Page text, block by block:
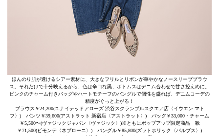
ほんのり肌が透けるシアー素材に、大きなフリルとリボンが華やかなノースリーブブラウ
ス。それだけで十分映えるから、色は辛口な黒、ボトムスはデニム合わせで甘さ控えめに。
ピンクのチャーム付きバッグやハートモチーフのバングルで個性を盛れば、デニムコーデの
精度がぐっと上がる！
ブラウス￥24,200(ユナイテッドアローズ 渋谷スクランブルスクエア店〈イウエン マト
フ〉) パンツ￥39,600(アストラット 新宿店〈アストラット〉) バッグ￥33,000・チャーム
￥5,500〜(ヴァジックジャパン〈ヴァジック〉)※ともにポップアップ限定商品 靴
￥71,500(ピモンテ〈ネブローニ〉) バングル￥85,800(ズットホリック〈バルブス〉)